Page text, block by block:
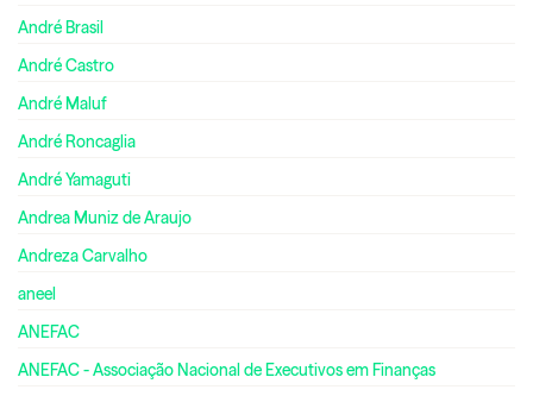
André Brasil
André Castro
André Maluf
André Roncaglia
André Yamaguti
Andrea Muniz de Araujo
Andreza Carvalho
aneel
ANEFAC
ANEFAC - Associação Nacional de Executivos em Finanças